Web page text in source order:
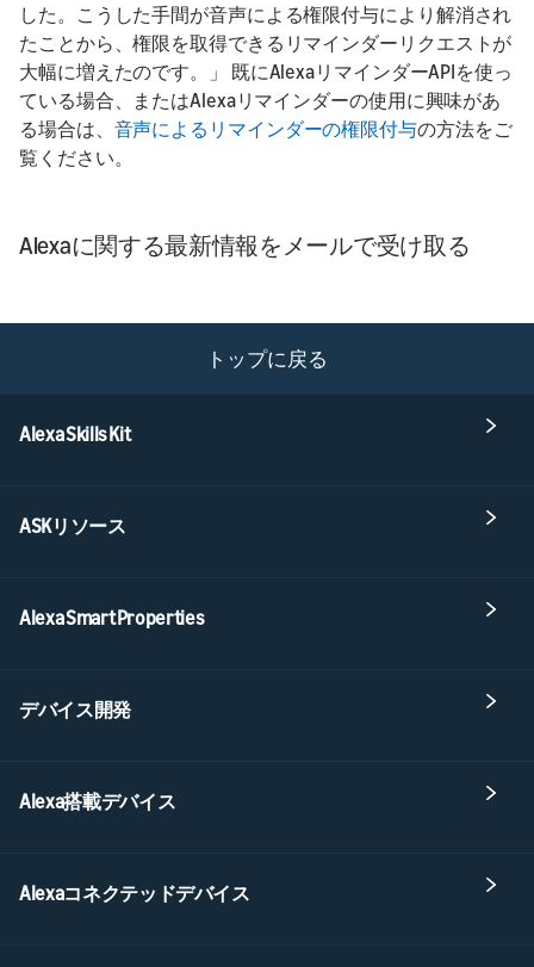
した。こうした手間が音声による権限付与により解消され
たことから、権限を取得できるリマインダーリクエストが
大幅に増えたのです。」 既にAlexaリマインダーAPIを使っ
ている場合、またはAlexaリマインダーの使用に興味があ
る場合は、 音声によるリマインダーの権限付与の方法をご
覧ください。
Alexaに関する最新情報をメールで受け取る
トップに戻る
Alexa Skills Kit
ASKリソース
Alexa Smart Properties
デバイス開発
Alexa搭載デバイス
Alexaコネクテッドデバイス